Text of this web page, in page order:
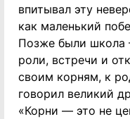
впитывал эту
как маленький
Позже были
роли, встречи и
своим корням, к
говорил великий
«Корни — это не